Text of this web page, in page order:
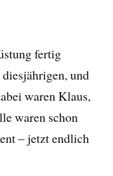
fertig
und
waren Klaus,
waren schon
– jetzt endlich